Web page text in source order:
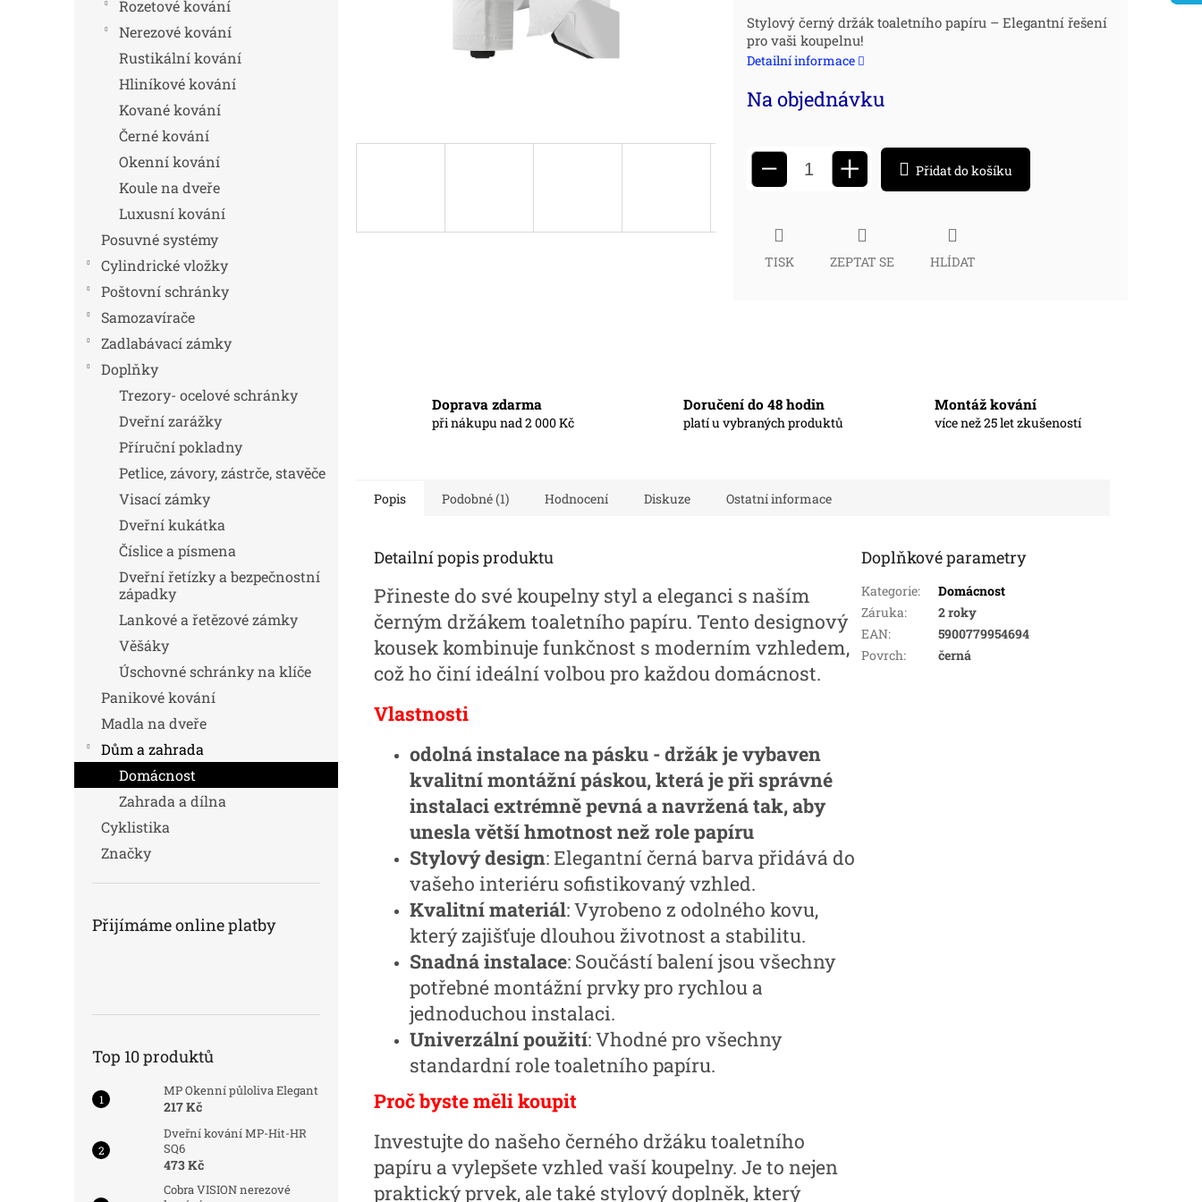
Rozetové kování
Nerezové kování
Rustikální kování
Hliníkové kování
Kované kování
Černé kování
Okenní kování
Koule na dveře
Luxusní kování
Posuvné systémy
Cylindrické vložky
Poštovní schránky
Samozavírače
Zadlabávací zámky
Doplňky
Trezory- ocelové schránky
Dveřní zarážky
Příruční pokladny
Petlice, závory, zástrče, stavěče
Visací zámky
Dveřní kukátka
Číslice a písmena
Dveřní řetízky a bezpečnostní
západky
Lankové a řetězové zámky
Věšáky
Úschovné schránky na klíče
Panikové kování
Madla na dveře
Dům a zahrada
Domácnost
Zahrada a dílna
Cyklistika
Značky
Přijímáme online platby
Top 10 produktů
MP Okenní půloliva Elegant
217 Kč
Dveřní kování MP-Hit-HR
SQ6
473 Kč
Cobra VISION nerezové
Měrná
cena:
Stylový černý držák toaletního papíru – Elegantní řešení
pro vaši koupelnu!
Detailní informace
Na objednávku
− + Přidat do košíku
TISK ZEPTAT SE HLÍDAT
Doprava zdarma
při nákupu nad 2 000 Kč
Doručení do 48 hodin
platí u vybraných produktů
Montáž kování
více než 25 let zkušeností
Popis Podobné (1) Hodnocení Diskuze Ostatní informace
Detailní popis produktu
Přineste do své koupelny styl a eleganci s naším
černým držákem toaletního papíru. Tento designový
kousek kombinuje funkčnost s moderním vzhledem,
což ho činí ideální volbou pro každou domácnost.
Vlastnosti
odolná instalace na pásku - držák je vybaven
kvalitní montážní páskou, která je při správné
instalaci extrémně pevná a navržená tak, aby
unesla větší hmotnost než role papíru
Stylový design: Elegantní černá barva přidává do
vašeho interiéru sofistikovaný vzhled.
Kvalitní materiál: Vyrobeno z odolného kovu,
který zajišťuje dlouhou životnost a stabilitu.
Snadná instalace: Součástí balení jsou všechny
potřebné montážní prvky pro rychlou a
jednoduchou instalaci.
Univerzální použití: Vhodné pro všechny
standardní role toaletního papíru.
Proč byste měli koupit
Investujte do našeho černého držáku toaletního
papíru a vylepšete vzhled vaší koupelny. Je to nejen
praktický prvek, ale také stylový doplněk, který
Doplňkové parametry
Kategorie:
Domácnost
Záruka:
2 roky
EAN:
5900779954694
Povrch: černá